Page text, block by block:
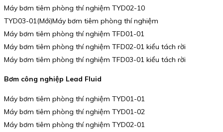
Máy bơm tiêm phòng thí nghiệm TYD02-10
TYD03-01(Mới)Máy bơm tiêm phòng thí nghiệm
Máy bơm tiêm phòng thí nghiệm TFD01-01
Máy bơm tiêm phòng thí nghiệm TFD02-01 kiểu tách rời
Máy bơm tiêm phòng thí nghiệm TFD03-01 kiểu tách rời
Bơm công nghiệp Lead Fluid
Máy bơm tiêm phòng thí nghiệm TYD01-01
Máy bơm tiêm phòng thí nghiệm TYD01-02
Máy bơm tiêm phòng thí nghiệm TYD02-01